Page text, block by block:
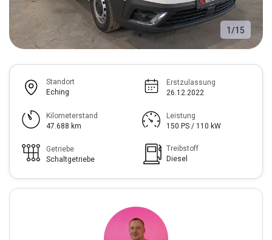
1 /15
Standort
Eching
Erstzulassung
26.12.2022
Kilometerstand
47.688 km
Leistung
150 PS / 110 kW
Getriebe
Schaltgetriebe
Treibstoff
Diesel